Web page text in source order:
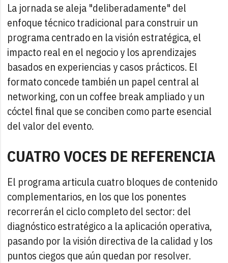
La jornada se aleja "deliberadamente" del
enfoque técnico tradicional para construir un
programa centrado en la visión estratégica, el
impacto real en el negocio y los aprendizajes
basados en experiencias y casos prácticos. El
formato concede también un papel central al
networking, con un coffee break ampliado y un
cóctel final que se conciben como parte esencial
del valor del evento.
CUATRO VOCES DE REFERENCIA
El programa articula cuatro bloques de contenido
complementarios, en los que los ponentes
recorrerán el ciclo completo del sector: del
diagnóstico estratégico a la aplicación operativa,
pasando por la visión directiva de la calidad y los
puntos ciegos que aún quedan por resolver.